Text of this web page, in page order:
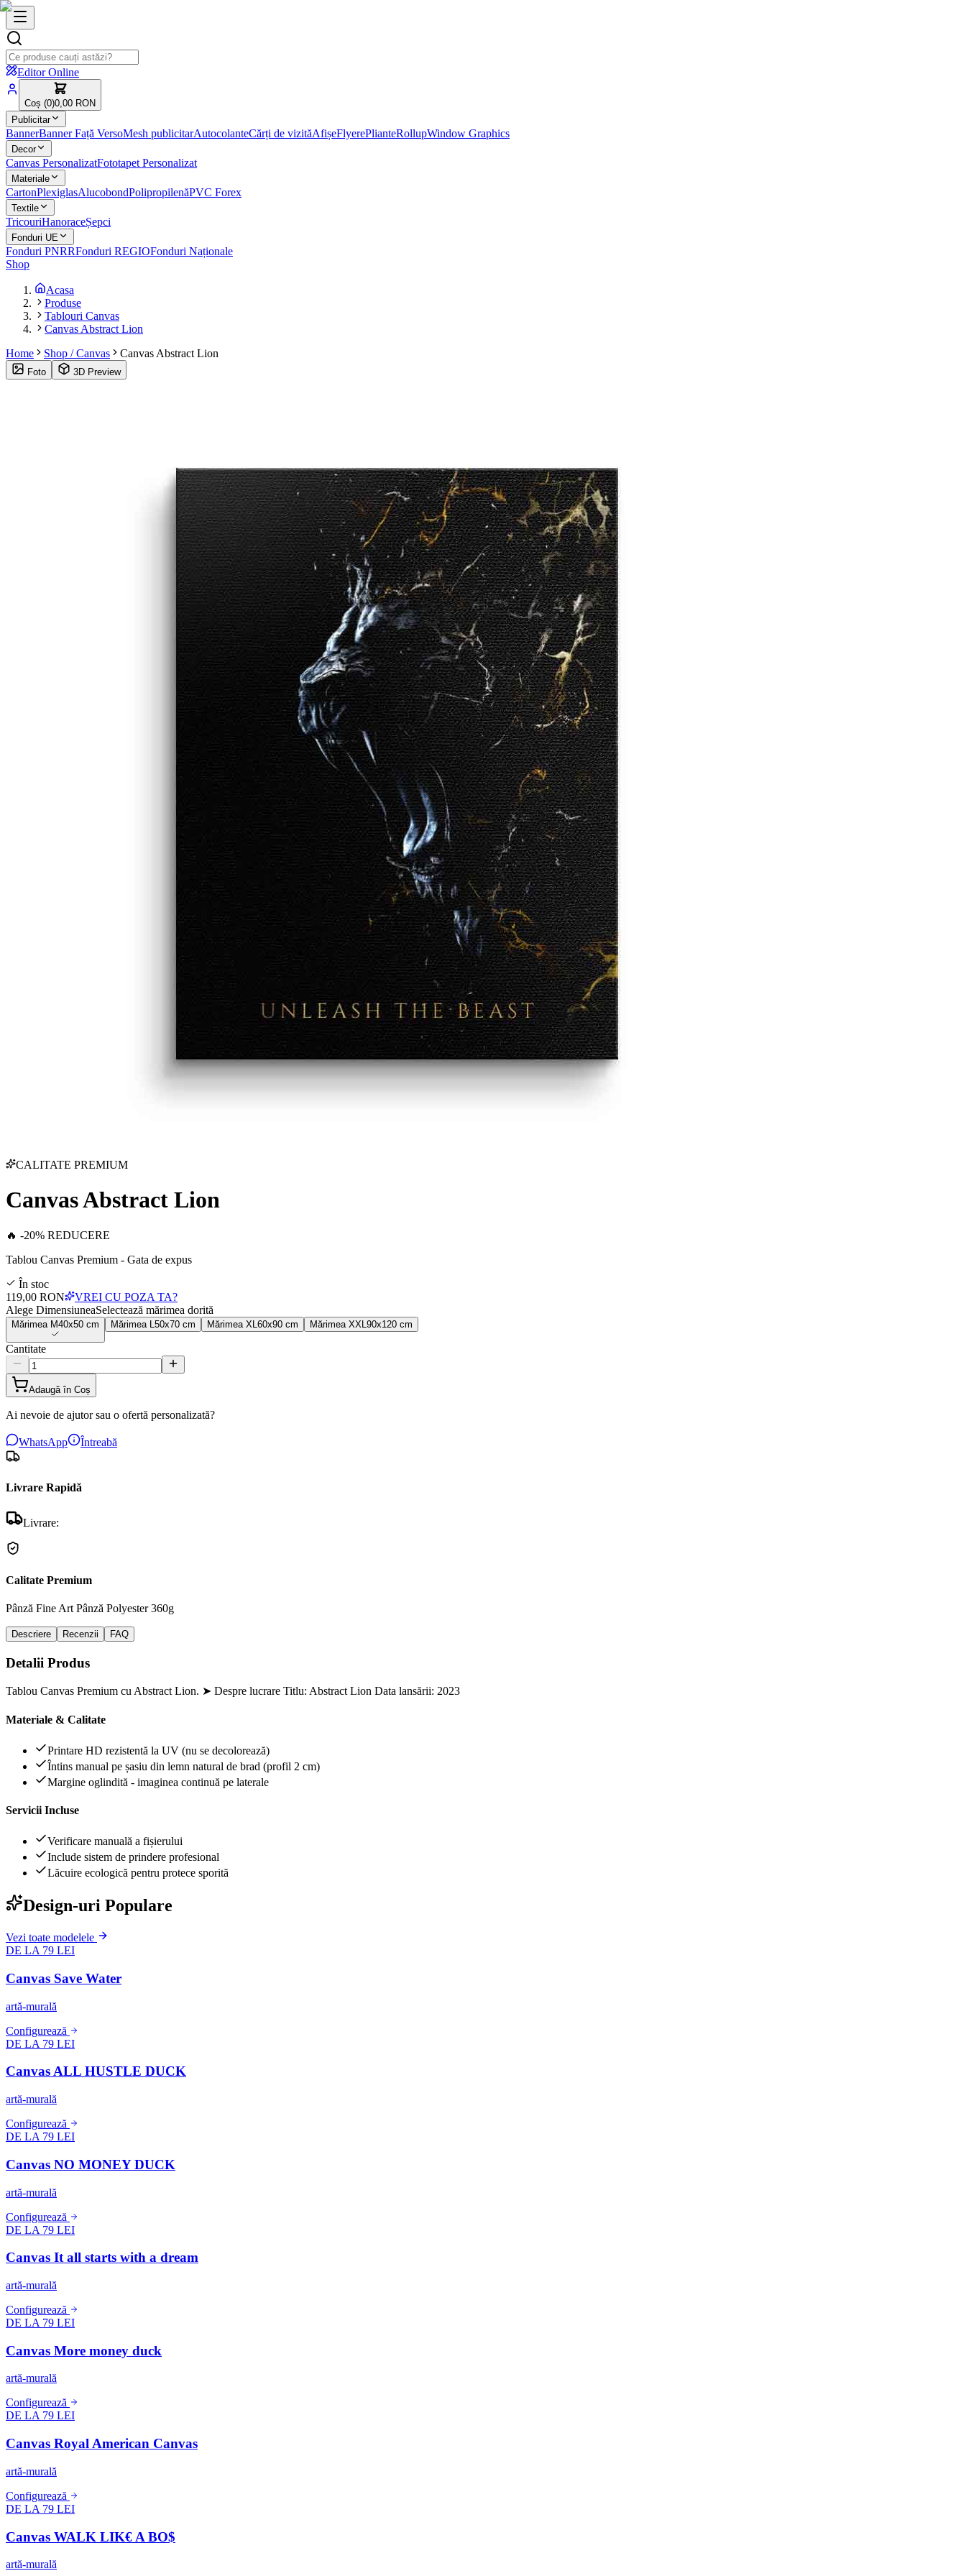
Editor Online
Coș (0)0,00 RON
Publicitar
BannerBanner Față VersoMesh publicitarAutocolanteCărți de vizităAfișeFlyerePlianteRollupWindow Graphics
Decor
Canvas PersonalizatFototapet Personalizat
Materiale
CartonPlexiglasAlucobondPolipropilenăPVC Forex
Textile
TricouriHanoraceȘepci
Fonduri UE
Fonduri PNRRFonduri REGIOFonduri Naționale
Shop
Acasa
Produse
Tablouri Canvas
Canvas Abstract Lion
Home
Shop / Canvas Canvas Abstract Lion
Foto 3D Preview
CALITATE PREMIUM
Canvas Abstract Lion
🔥 -20% REDUCERE
Tablou Canvas Premium - Gata de expus
În stoc
119,00 RON
VREI CU POZA TA?
Alege DimensiuneaSelectează mărimea dorită
Mărimea M40x50 cm Mărimea 50x70 cm Mărimea XL 60x90 cm Mărimea XXL 90x120 cm
Cantitate
Adaugă în Coș
Ai nevoie de ajutor sau o ofertă personalizată?
WhatsApp Întreabă
Livrare Rapidă
Livrare:
Calitate Premium
Pânză Fine Art Pânză Polyester 360g
Descriere Recenzii FAQ
Detalii Produs
Tablou Canvas Premium cu Abstract Lion. ➤ Despre lucrare Titlu: Abstract Lion Data lansării: 2023
Materiale & Calitate
Printare HD rezistentă la UV (nu se decolorează)
Întins manual pe șasiu din lemn natural de brad (profil 2 cm)
Margine oglindită - imaginea continuă pe laterale
Servicii Incluse
Verificare manuală a fișierului
Include sistem de prindere profesional
Lăcuire ecologică pentru protece sporită
Design-uri Populare
Vezi toate modelele
DE LA 79 LEI
Canvas Save Water
artă-murală
Configurează
DE LA 79 LEI
Canvas ALL HUSTLE DUCK
artă-murală
Configurează
DE LA 79 LEI
Canvas NO MONEY DUCK
artă-murală
Configurează
DE LA 79 LEI
Canvas It all starts with a dream
artă-murală
Configurează
DE LA 79 LEI
Canvas More money duck
artă-murală
Configurează
DE LA 79 LEI
Canvas Royal American Canvas
artă-murală
Configurează
DE LA 79 LEI
Canvas WALK LIK€ A BO$
artă-murală